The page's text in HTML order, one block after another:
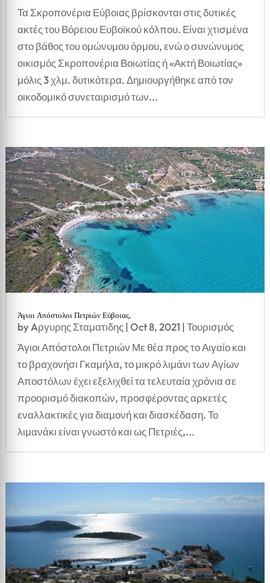
Τα Σκροπονέρια Εύβοιας βρίσκονται στις δυτικές
ακτές του Βόρειου Ευβοϊκού κόλπου. Είναι χτισμένα
στο βάθος του ομώνυμου όρμου, ενώ ο συνώνυμος
οικισμός Σκροπονέρια Βοιωτίας ή «Ακτή Βοιωτίας»
μόλις 3 χλμ. δυτικότερα. Δημιουργήθηκε από τον
οικοδομικό συνεταιρισμό των...
Άγιοι Απόστολοι Πετριών Εύβοιας.
byAργυρης Σταματιδης |Oct 8, 2021 |Τουρισμός
Άγιοι Απόστολοι Πετριών Με θέα προς το Αιγαίο και
το βραχονήσι Γκαμήλα, το μικρό λιμάνι των Αγίων
Αποστόλων έχει εξελιχθεί τα τελευταία χρόνια σε
προορισμό διακοπών, προσφέροντας αρκετές
εναλλακτικές για διαμονή και διασκέδαση. Το
λιμανάκι είναι γνωστό και ως Πετριές,...